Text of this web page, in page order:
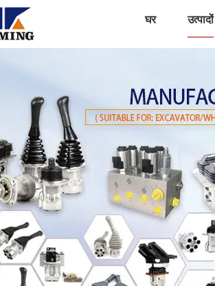
घर उत्पादों